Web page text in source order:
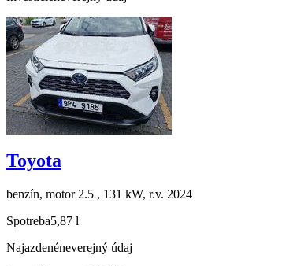
Toyota
benzín, motor 2.5 , 131 kW, r.v. 2024
Spotreba5,87 l
Najazdenéneverejný údaj